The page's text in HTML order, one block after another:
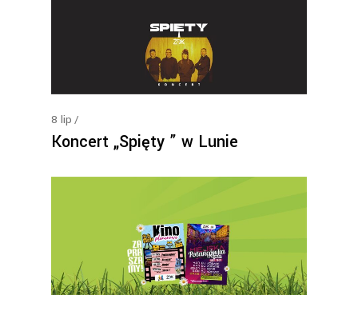
8 lip
Koncert „Spięty ” w Lunie